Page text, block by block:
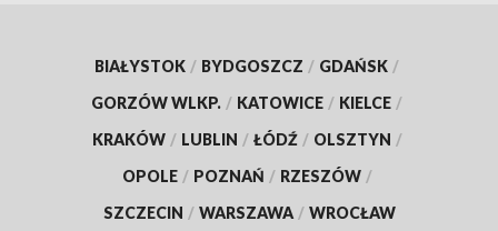
BIAŁYSTOK / BYDGOSZCZ / GDAŃSK /
GORZÓW WLKP. / KATOWICE / KIELCE /
KRAKÓW / LUBLIN / ŁÓDŹ / OLSZTYN /
OPOLE / POZNAŃ / RZESZÓW /
SZCZECIN / WARSZAWA / WROCŁAW